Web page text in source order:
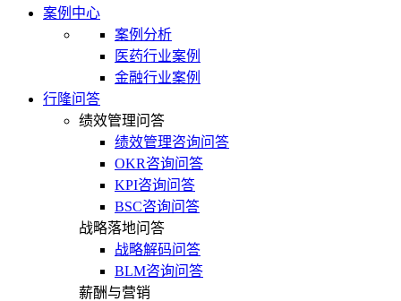
案例中心
案例分析
医药行业案例
金融行业案例
行隆问答
绩效管理问答
绩效管理咨询问答
OKR咨询问答
KPI咨询问答
BSC咨询问答
战略落地问答
战略解码问答
BLM咨询问答
薪酬与营销